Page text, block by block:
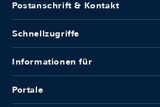
Postanschrift & Kontakt
Schnellzugriffe
Informationen für
Portale